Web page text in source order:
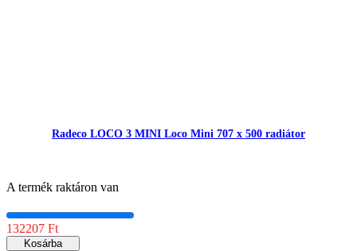
Radeco LOCO 3 MINI Loco Mini 707 x 500 radiátor
A termék raktáron van
132207 Ft
Kosárba